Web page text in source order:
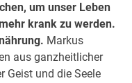
um unser Leben
krank zu werden.
Markus
aus ganzheitlicher
Geist und die Seele